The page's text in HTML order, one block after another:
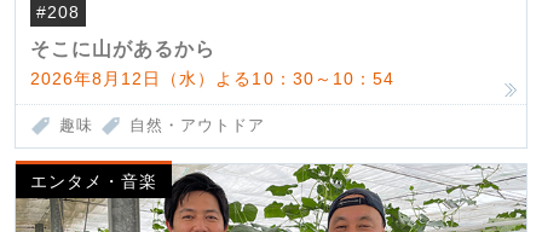
#208
そこに山があるから
2026年8月12日（水）よる10：30～10：54
趣味 自然・アウトドア
エンタメ・音楽